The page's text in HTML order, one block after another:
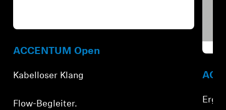
ACCENTUM Open
Kabelloser Klang
Flow-Begleiter.